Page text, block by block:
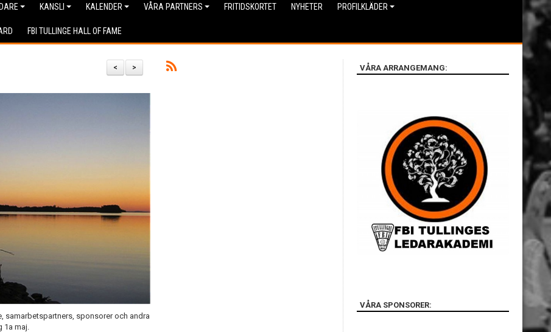
KANSLI KALENDER VÅRA PARTNERS FRITIDSKORTET NYHETER PROFILKLÄDER
FBI TULLINGE HALL OF FAME
>
<
samarbetspartners, sponsorer och andra
1a maj.
VÅRA ARRANGEMANG:
VÅRA SPONSORER: